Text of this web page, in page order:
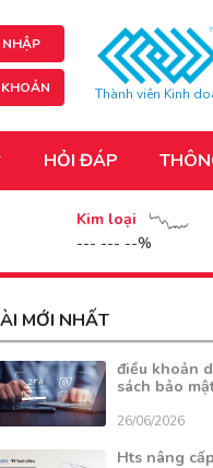
Thành viên Kinh
HỎI ĐÁP
Kim loại
--- --- --%
MỚI NHẤT
điều khoản
sách bảo
26/06/2026
Hts nâng